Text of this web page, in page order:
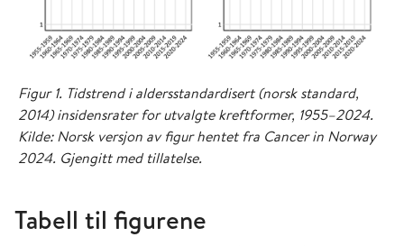
Figur 1. Tidstrend i aldersstandardisert (norsk standard,
2014) insidensrater for utvalgte kreftformer, 1955–2024.
Kilde: Norsk versjon av figur hentet fra Cancer in Norway
2024. Gjengitt med tillatelse.
Tabell til figurene